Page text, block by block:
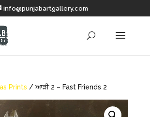
info@punjabartgallery.com
Prints / ਆੜੀ 2 – Fast Friends 2